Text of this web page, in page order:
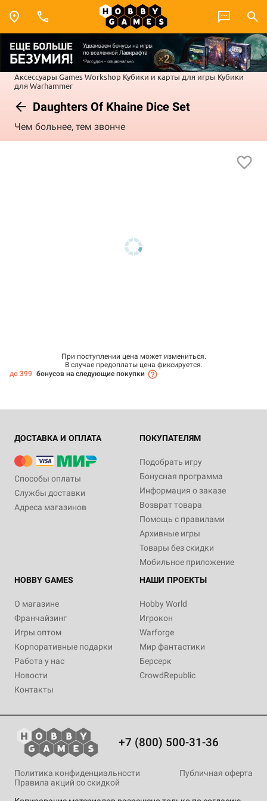
Аксессуары Games Workshop Кубики и карты для игры Кубики
для Warhammer
Daughters Of Khaine Dice Set
Чем больнее, тем звонче
При поступлении цена может измениться.
В случае предоплаты цена фиксируется.
до 399 бонусов на следующие покупки
ДОСТАВКА И ОПЛАТА
Способы оплаты
Службы доставки
Адреса магазинов
ПОКУПАТЕЛЯМ
Подобрать игру
Бонусная программа
Информация о заказе
Возврат товара
Помощь с правилами
Архивные игры
Товары без скидки
Мобильное приложение
HOBBY GAMES
О магазине
Франчайзинг
Игры оптом
Корпоративные подарки
Работа у нас
Новости
Контакты
НАШИ ПРОЕКТЫ
Hobby World
Игрокон
Warforge
Мир фантастики
Берсерк
CrowdRepublic
+7 (800) 500-31-36
Политика конфиденциальности
Публичная оферта
Правила акций со скидкой